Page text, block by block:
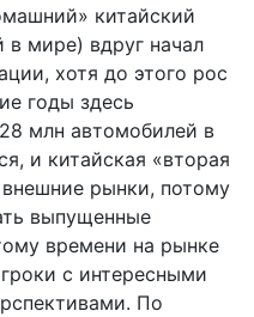
китайский
мире) вдруг начал
хотя до этого рос
годы здесь
млн автомобилей в
и китайская «вторая
рынки, потому
выпущенные
времени на рынке
с интересными
По